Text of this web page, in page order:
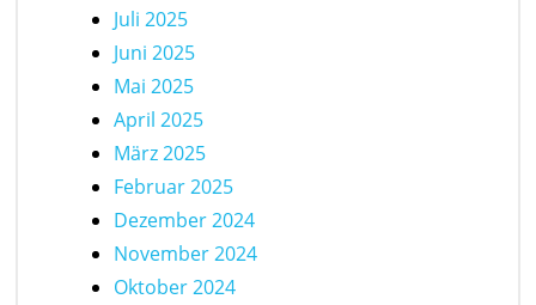
Juli 2025
Juni 2025
Mai 2025
April 2025
März 2025
Februar 2025
Dezember 2024
November 2024
Oktober 2024